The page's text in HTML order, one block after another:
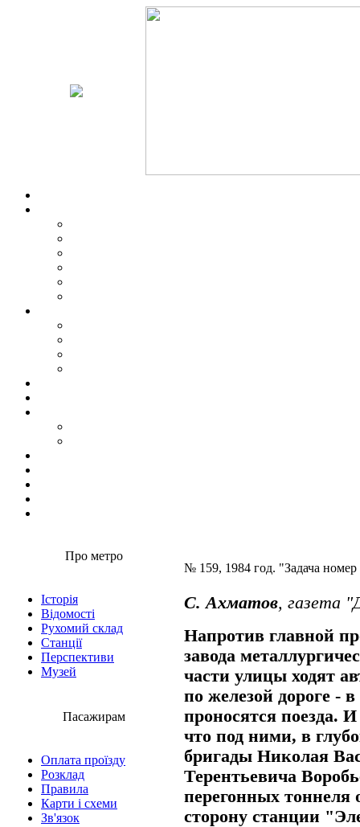
Про метро
Історія
Відомості
Рухомий склад
Станції
Перспективи
Музей
Пасажирам
Оплата проїзду
Розклад
Правила
Карти і схеми
Зв'язок
№ 159, 1984 год. "Задача
С. Ахматов, газета
Напротив главной
завода
части улицы ходят
по железой дороге -
проносятся поезда.
что под ними, в
бригады Николая
Терентьевича
перегонных тоннеля
сторону станции